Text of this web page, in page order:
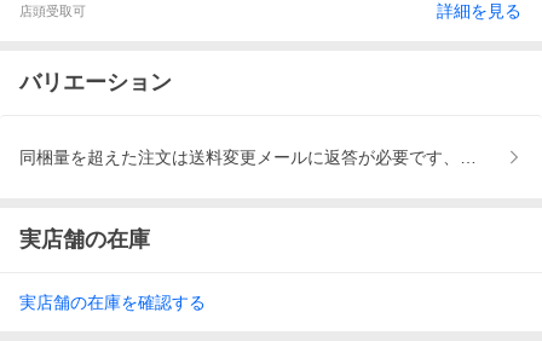
店頭受取可 詳細を見る
バリエーション
同梱量を超えた注文は送料変更メールに返答が必要です、置き配
実店舗の在庫
実店舗の在庫を確認する